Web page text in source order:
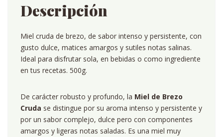
Descripción
Miel cruda de brezo, de sabor intenso y persistente, con
gusto dulce, matices amargos y sutiles notas salinas.
Ideal para disfrutar sola, en bebidas o como ingrediente
en tus recetas. 500g.
De carácter robusto y profundo, la Miel de Brezo
Cruda se distingue por su aroma intenso y persistente y
por un sabor complejo, dulce pero con componentes
amargos y ligeras notas saladas. Es una miel muy